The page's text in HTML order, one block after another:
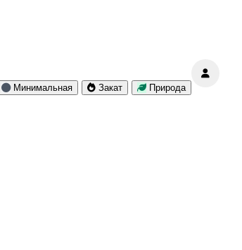
Минимальная Закат Природа